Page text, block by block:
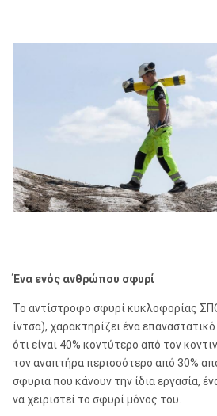
Ένα ενός ανθρώπου σφυρί
Το αντίστροφο σφυρί κυκλοφορίας
ίντσα), χαρακτηρίζει ένα
ότι είναι 40% κοντύτερο από τον
τον αναπτήρα περισσότερο από 30%
σφυριά που κάνουν την ίδια εργασία,
να χειριστεί το σφυρί μόνος του.